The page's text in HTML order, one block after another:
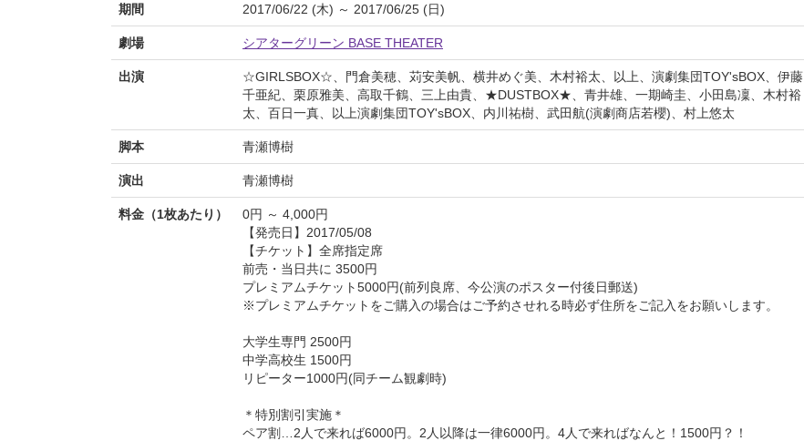
期間 2017/06/22 (木) ～ 2017/06/25 (日)
劇場 シアターグリーン BASE THEATER
出演
☆GIRLSBOX☆、門倉美穂、苅安美帆、横井めぐ美、木村裕太、以上、演劇集団TOY'sBOX、伊藤
千亜紀、栗原雅美、高取千鶴、三上由貴、★DUSTBOX★、青井雄、一期崎圭、小田島凜、木村裕
太、百日一真、以上演劇集団TOY'sBOX、内川祐樹、武田航(演劇商店若櫻)、村上悠太
脚本 青瀬博樹
演出 青瀬博樹
料金（1枚あたり）
0円 ～ 4,000円
【発売日】2017/05/08
【チケット】全席指定席
前売・当日共に 3500円
プレミアムチケット5000円(前列良席、今公演のポスター付後日郵送)
※プレミアムチケットをご購入の場合はご予約させれる時必ず住所をご記入をお願いします。
大学生専門 2500円
中学高校生 1500円
リピーター1000円(同チーム観劇時)
＊特別割引実施＊
ペア割…2人で来れば6000円。2人以降は一律6000円。4人で来ればなんと！1500円？！